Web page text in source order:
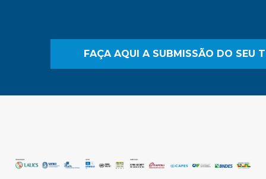
FAÇA AQUI A SUBMISSÃO DO SEU